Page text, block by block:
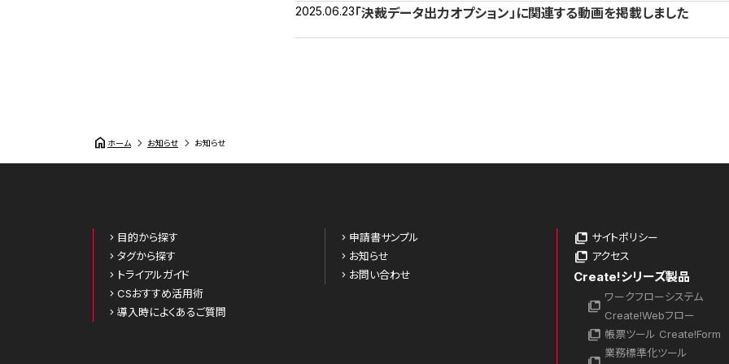
2025.06.23「決裁データ出力オプション」に関連する動画を掲載しました
home ホーム お知らせ お知らせ
目的から探す
タグから探す
トライアルガイド
CSおすすめ活用術
導入時によくあるご質問
申請書サンプル
お知らせ
お問い合わせ
サイトポリシー
アクセス
Create!シリーズ製品
ワークフローシステム
Create!Webフロー
帳票ツール Create!Form
業務標準化ツール